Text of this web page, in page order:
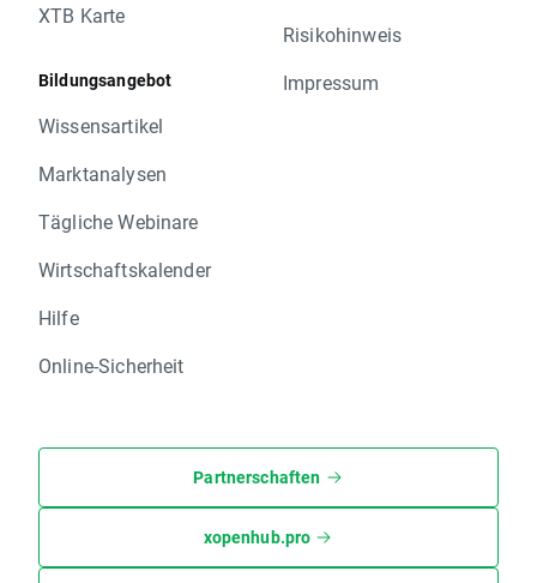
XTB Karte
Bildungsangebot
Wissensartikel
Marktanalysen
Tägliche Webinare
Wirtschaftskalender
Hilfe
Online-Sicherheit
Risikohinweis
Impressum
Partnerschaften
xopenhub.pro